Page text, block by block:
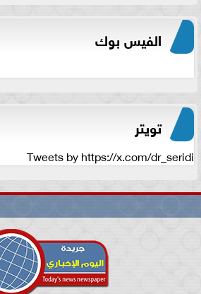
الفيس بوك
تويتر
Tweets by https://x.com/dr_seridi